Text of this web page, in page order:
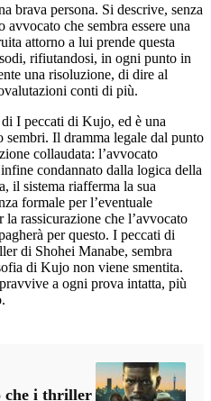
brava persona. Si descrive, senza
che sembra essere una
attorno a lui prende questa
rifiutandosi, in ogni punto in
una risoluzione, di dire al
conti di più.
I peccati di Kujo, ed è una
Il dramma legale dal punto
collaudata: l’avvocato
condannato dalla logica della
il sistema riafferma la sua
formale per l’eventuale
rassicurazione che l’avvocato
per questo. I peccati di
di Shohei Manabe, sembra
di Kujo non viene smentita.
a ogni prova intatta, più
che i thriller